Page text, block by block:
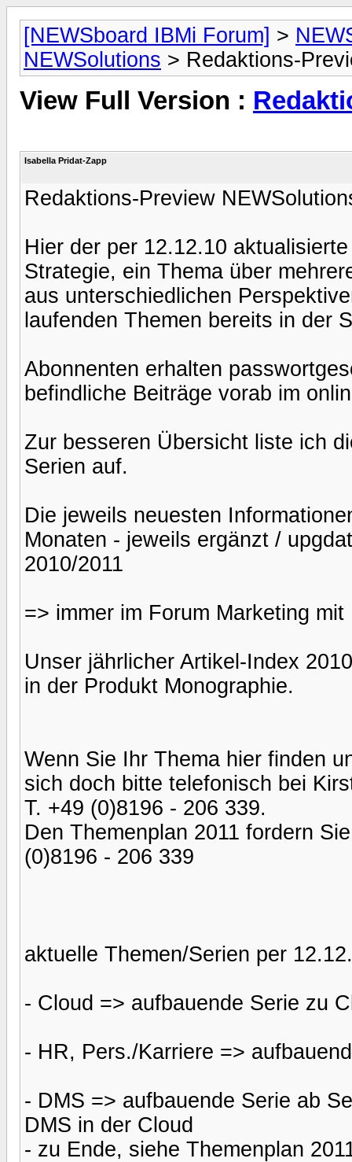
[NEWSboard IBMi Forum] >
NEWSolutions > Redaktions-
View Full Version :
Isabella Pridat-Zapp
Redaktions-Preview
Hier der per 12.12.10
Strategie, ein Thema über
aus unterschiedlichen
laufenden Themen bereits in der
Abonnenten erhalten
befindliche Beiträge vorab im
Zur besseren Übersicht liste ich
Serien auf.
Die jeweils neuesten
Monaten - jeweils ergänzt /
2010/2011
=> immer im Forum Marketing
Unser jährlicher Artikel-Index
in der Produkt Monographie.
Wenn Sie Ihr Thema hier finden
sich doch bitte telefonisch bei
T. +49 (0)8196 - 206 339.
Den Themenplan 2011 fordern
(0)8196 - 206 339
aktuelle Themen/Serien per
- Cloud => aufbauende Serie zu
- HR, Pers./Karriere =>
- DMS => aufbauende Serie ab
DMS in der Cloud
- zu Ende, siehe Themenplan